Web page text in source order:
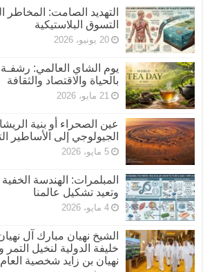
التهديد الصامت: المخاطر
التسوق البلاستيكية
20 يونيو، 2026
يوم الشاي العالمي:
بالحياة والاقتصاد والثقافة
21 مايو، 2026
عين الصحراء أو بنية
الجيولوجي إلى الأساطير
5 مايو، 2026
المبلمرات: الهندسة
وتعيد تشكيل عالمنا
4 مايو، 2026
الشيخ نهيان مبارك آل
خليفة الدولية لنخيل
نهيان بن زايد شخصية العام 2026